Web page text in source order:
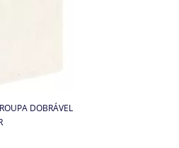
DOBRÁVEL